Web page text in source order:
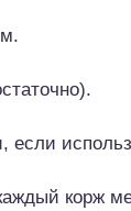
если
корж